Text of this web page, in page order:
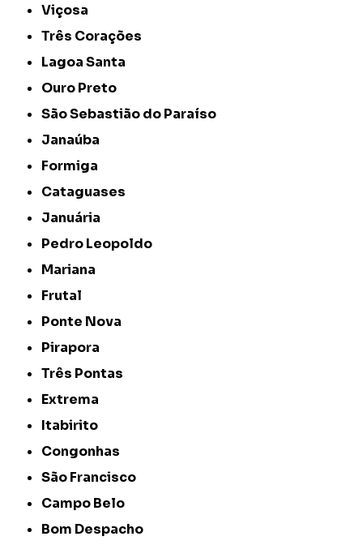
Viçosa
Três Corações
Lagoa Santa
Ouro Preto
São Sebastião do Paraíso
Janaúba
Formiga
Cataguases
Januária
Pedro Leopoldo
Mariana
Frutal
Ponte Nova
Pirapora
Três Pontas
Extrema
Itabirito
Congonhas
São Francisco
Campo Belo
Bom Despacho